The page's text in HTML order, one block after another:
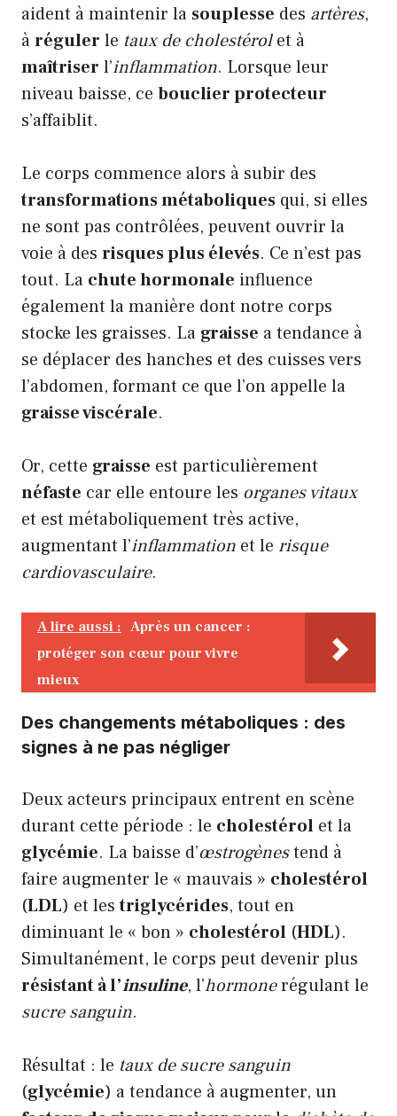
aident à maintenir la souplesse des artères,
àréguler le taux de cholestérolet à
maîtriser l’inflammation. Lorsque leur
niveau baisse, ce bouclier protecteur
s’affaiblit.
Le corps commence alors à subir des
transformations métaboliques qui, si elles
ne sont pas contrôlées, peuvent ouvrir la
voie à des risques plus élevés. Ce n’est pas
tout. La chute hormonale influence
également la manière dont notre corps
stocke les graisses. La graisse a tendance à
se déplacer des hanches et des cuisses vers
l’abdomen, formant ce que l’on appelle la
graisse viscérale.
Or, cette graisse est particulièrement
néfaste car elle entoure les organes vitaux
et est métaboliquement très active,
augmentant l’inflammation et le risque
cardiovasculaire.
A lire aussi : Après un cancer :
protéger son cœur pour vivre
mieux
Des changements métaboliques : des
signes à ne pas négliger
Deux acteurs principaux entrent en scène
durant cette période : le cholestérol et la
glycémie. La baisse d’œstrogènestend à
faire augmenter le « mauvais » cholestérol
(LDL) et lestriglycérides, tout en
diminuant le « bon » cholestérol (HDL).
Simultanément, le corps peut devenir plus
résistant à l’insuline, l’hormonerégulant le
sucre sanguin.
Résultat : le taux de sucre sanguin
(glycémie) a tendance à augmenter, un